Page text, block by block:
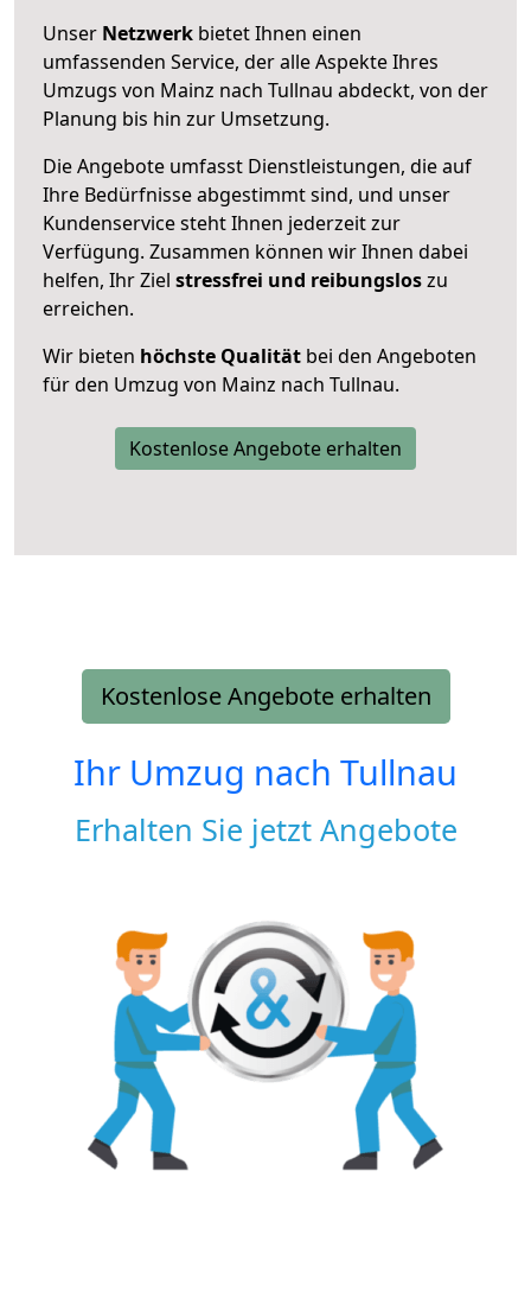
Unser Netzwerk bietet Ihnen einen
umfassenden Service, der alle Aspekte Ihres
Umzugs von Mainz nach Tullnau abdeckt, von der
Planung bis hin zur Umsetzung.
Die Angebote umfasst Dienstleistungen, die auf
Ihre Bedürfnisse abgestimmt sind, und unser
Kundenservice steht Ihnen jederzeit zur
Verfügung. Zusammen können wir Ihnen dabei
helfen, Ihr Ziel stressfrei und reibungsloszu
erreichen.
Wir bieten höchste Qualität bei den Angeboten
für den Umzug von Mainz nach Tullnau.
Kostenlose Angebote erhalten
Kostenlose Angebote erhalten
Ihr Umzug nach Tullnau
Erhalten Sie jetzt Angebote